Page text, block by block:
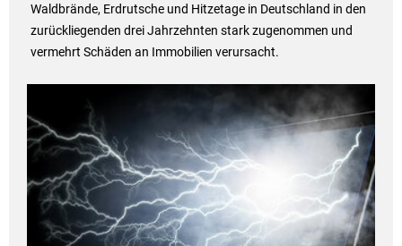
Waldbrände, Erdrutsche und Hitzetage in Deutschland in den
zurückliegenden drei Jahrzehnten stark zugenommen und
vermehrt Schäden an Immobilien verursacht.